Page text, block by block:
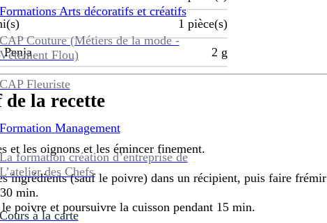
Arts décoratifs et créatifs
Couture (Métiers de la mode -
Flou)
CAP Fleuriste
Formation Management
formation création d’entreprise de
L’atelier des Chefs
Cours à la carte
1 pièce(s)
Penja 2 g
la recette
et les oignons et les émincer finement.
ingrédients (sauf le poivre) dans un récipient, puis faire frémir
min.
poivre et poursuivre la cuisson pendant 15 min.